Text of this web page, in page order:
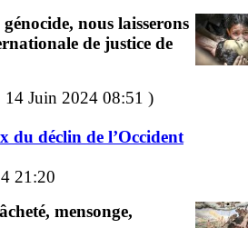
nous laisserons
de justice de
Juin 2024 08:51 )
du déclin de l’Occident
21:20
mensonge,